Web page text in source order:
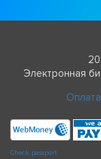
Электронная
Check passport